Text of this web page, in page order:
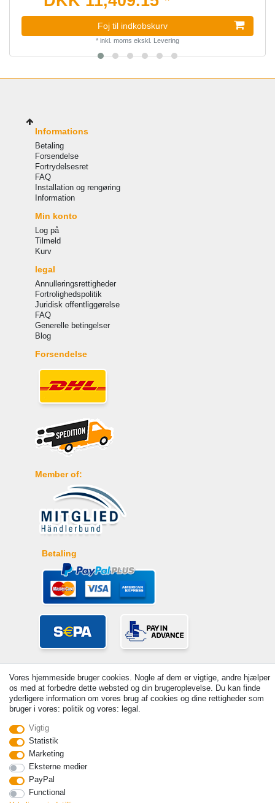
Foj til indkobskurv
* inkl. moms ekskl. Levering
Informations
Betaling
Forsendelse
Fortrydelsesret
FAQ
Installation og rengøring
Information
Min konto
Log på
Tilmeld
Kurv
legal
Annulleringsrettigheder
Fortrolighedspolitik
Juridisk offentliggørelse
FAQ
Generelle betingelser
Blog
Forsendelse
Member of:
Betaling
VAT Basic prices see article detail | * Applies to deliveries to the UK!
Withdraw from contract here
Vores hjemmeside bruger cookies. Nogle af dem er vigtige, andre hjælper
os med at forbedre dette websted og din brugeroplevelse. Du kan finde
yderligere information om vores brug af cookies og dine rettigheder som
bruger i vores: politik og vores: legal.
Vigtig
Statistik
Marketing
Eksterne medier
PayPal
Functional